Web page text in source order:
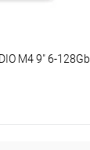
M4 9" 6-128Gb